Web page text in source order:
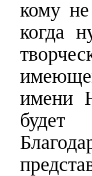
кому
когда
имени
будет